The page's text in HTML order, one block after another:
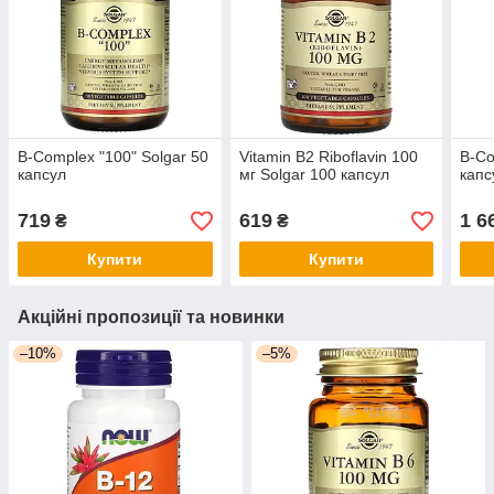
B-Complex "100" Solgar 50
капсул
719 ₴
Купити
Vitamin B2 Riboflavin 100
мг Solgar 100 капсул
619₴
Купити
B-
1
Акційні пропозиції та новинки
–10% –5%